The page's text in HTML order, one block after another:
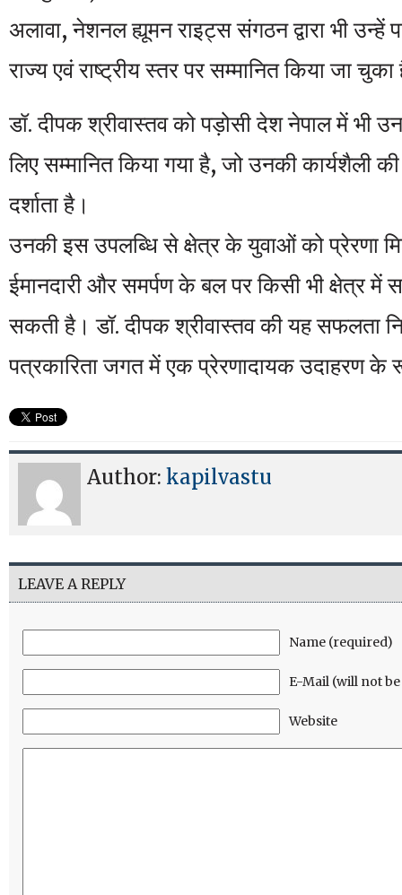
अलावा, नेशनल ह्यूमन राइट्स संगठन द्वारा भी उन्हें
राज्य एवं राष्ट्रीय स्तर पर सम्मानित किया जा
डॉ. दीपक श्रीवास्तव को पड़ोसी देश नेपाल में भी
लिए सम्मानित किया गया है, जो उनकी कार्यशैली की
दर्शाता है।
उनकी इस उपलब्धि से क्षेत्र के युवाओं को प्रेरणा
ईमानदारी और समर्पण के बल पर किसी भी क्षेत्र में
सकती है। डॉ. दीपक श्रीवास्तव की यह सफलता
पत्रकारिता जगत में एक प्रेरणादायक उदाहरण के
Author: kapilvastu
LEAVE A REPLY
Name (required)
E-Mail (will not
Website